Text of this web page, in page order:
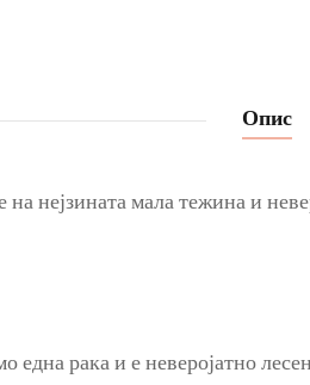
Опис
на нејзината мала тежина и
една рака и е неверојатно